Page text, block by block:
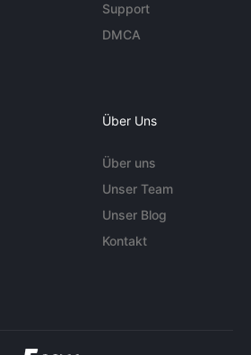
Support
DMCA
Über Uns
Über uns
Unser Team
Unser Blog
Kontakt